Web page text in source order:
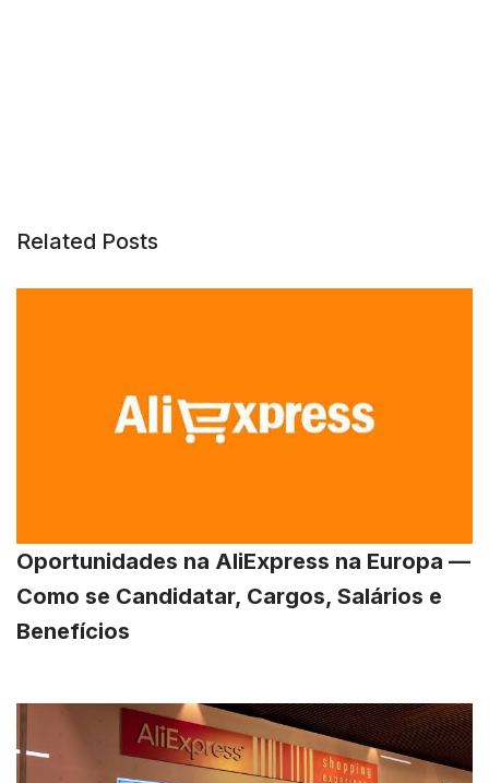
Related Posts
Oportunidades na AliExpress na Europa —
Como se Candidatar, Cargos, Salários e
Benefícios